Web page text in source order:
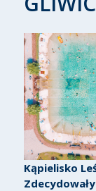
Kąpielisko